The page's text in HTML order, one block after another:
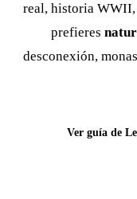
real, historia WWII,
prefieres
desconexión,
Ver guía de